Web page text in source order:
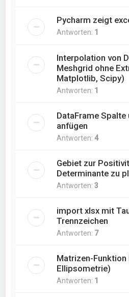
Pycharm zeigt
Antworten: 1
Interpolation von
Meshgrid ohne
Matplotlib, Scipy)
Antworten: 1
DataFrame
anfügen
Antworten:4
Gebiet zur
Determinante zu
Antworten:3
import xlsx mit
Trennzeichen
Antworten: 7
Matrizen-
Ellipsometrie)
Antworten: 1